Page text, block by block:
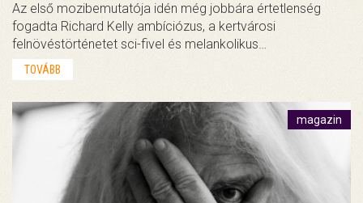
Az első mozibemutatója idén még jobbára értetlenség
fogadta Richard Kelly ambíciózus, a kertvárosi
felnövéstörténetet sci-fivel és melankolikus…
TOVÁBB
magazin